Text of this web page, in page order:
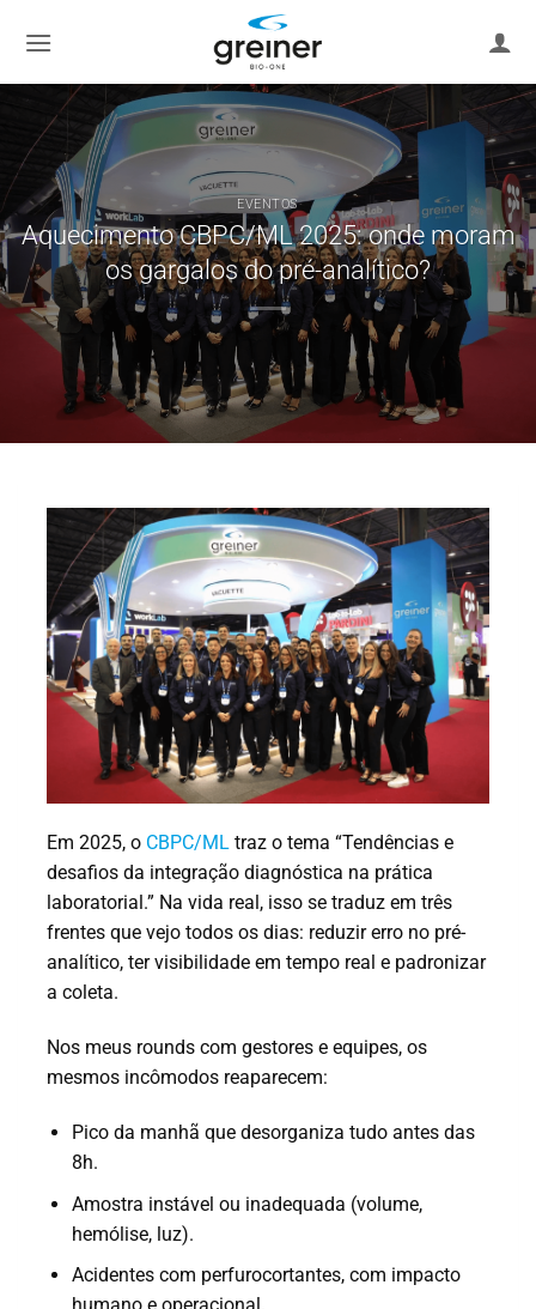
para
conteúdo
EVENTOS
Aquecimento CBPC/ML 2025: onde moram
os gargalos do pré-analítico?
Em 2025, o CBPC/ML traz o tema “Tendências e
desafios da integração diagnóstica na prática
laboratorial.” Na vida real, isso se traduz em três
frentes que vejo todos os dias: reduzir erro no pré-
analítico, ter visibilidade em tempo real e padronizar
a coleta.
Nos meus rounds com gestores e equipes, os
mesmos incômodos reaparecem:
Pico da manhã que desorganiza tudo antes das
8h.
Amostra instável ou inadequada (volume,
hemólise, luz).
Acidentes com perfurocortantes, com impacto